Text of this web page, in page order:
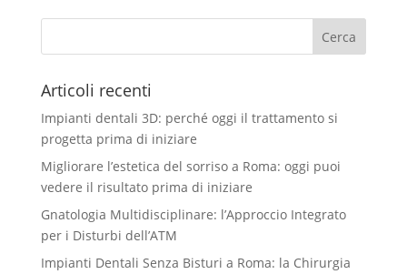
Articoli recenti
Impianti dentali 3D: perché oggi il trattamento si
progetta prima di iniziare
Migliorare l’estetica del sorriso a Roma: oggi puoi
vedere il risultato prima di iniziare
Gnatologia Multidisciplinare: l’Approccio Integrato
per i Disturbi dell’ATM
Impianti Dentali Senza Bisturi a Roma: la Chirurgia